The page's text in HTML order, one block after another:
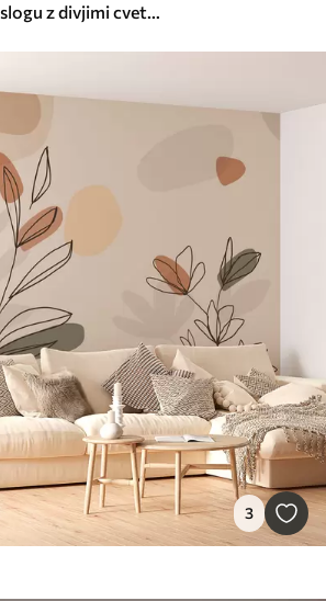
ozadje v ekološkem slogu z divjimi cvetlicami in rastlinami na teksturiranem ozadju
3